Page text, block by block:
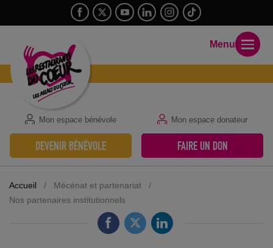
Mon espace bénévole Mon espace donateur
DEVENIR BÉNÉVOLE FAIRE UN DON
Menu
Accueil / Mécénat et partenariat
/
Nos partenaires institutionnels